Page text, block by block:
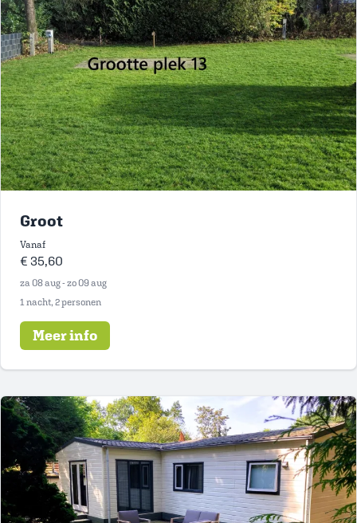
Groot
Vanaf
€ 35,60
za 08 aug - zo 09 aug
1 nacht, 2 personen
Meer info